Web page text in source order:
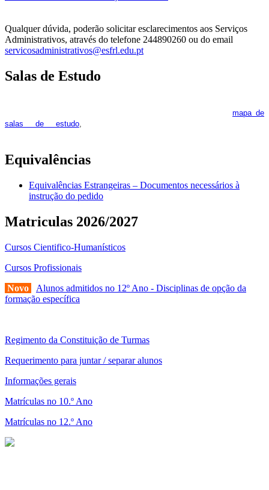
Qualquer dúvida, poderão solicitar esclarecimentos aos Serviços
Administrativos, através do telefone 244890260 ou do email
servicosadministrativos@esfrl.edu.pt
Salas de Estudo
mapa de
salas de estudo,
Equivalências
Equivalências Estrangeiras – Documentos necessários à
instrução do pedido
Matriculas 2026/2027
Cursos Cientifico-Humanísticos
Cursos Profissionais
Novo
Alunos admitidos no 12º Ano - Disciplinas de opção da
formação específica
Regimento da Constituição de Turmas
Requerimento para juntar / separar alunos
Informações gerais
Matrículas no 10.º Ano
Matrículas no 12.º Ano